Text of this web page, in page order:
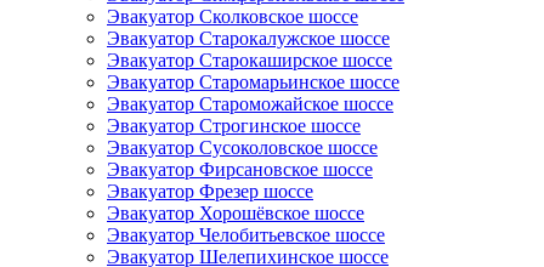
Эвакуатор Сколковское шоссе
Эвакуатор Старокалужское шоссе
Эвакуатор Старокаширское шоссе
Эвакуатор Старомарьинское шоссе
Эвакуатор Староможайское шоссе
Эвакуатор Строгинское шоссе
Эвакуатор Сусоколовское шоссе
Эвакуатор Фирсановское шоссе
Эвакуатор Фрезер шоссе
Эвакуатор Хорошёвское шоссе
Эвакуатор Челобитьевское шоссе
Эвакуатор Шелепихинское шоссе